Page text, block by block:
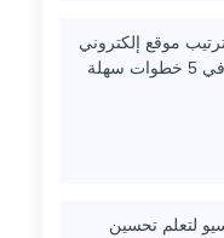
موقع إلكتروني
لتعلم تحسين